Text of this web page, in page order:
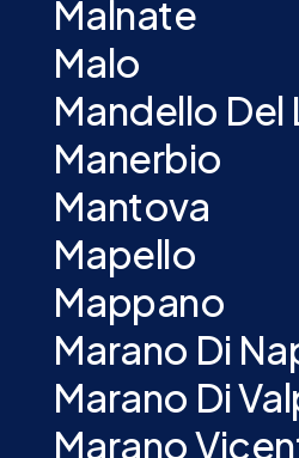
Malnate
Malo
Mandello Del
Manerbio
Mantova
Mapello
Mappano
Marano Di
Marano Di
Marano